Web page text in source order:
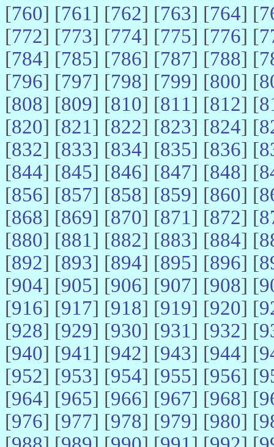
[760] [761] [762] [763] [764] [
[772] [773] [774] [775] [776] [
[784] [785] [786] [787] [788] [
[796] [797] [798] [799] [800] [
[808] [809] [810] [811] [812] [
[820] [821] [822] [823] [824] [
[832] [833] [834] [835] [836] [
[844] [845] [846] [847] [848] [
[856] [857] [858] [859] [860] [
[868] [869] [870] [871] [872] [
[880] [881] [882] [883] [884] [
[892] [893] [894] [895] [896] [
[904] [905] [906] [907] [908] [
[916] [917] [918] [919] [920] [
[928] [929] [930] [931] [932] [
[940] [941] [942] [943] [944] [
[952] [953] [954] [955] [956] [
[964] [965] [966] [967] [968] [
[976] [977] [978] [979] [980] [